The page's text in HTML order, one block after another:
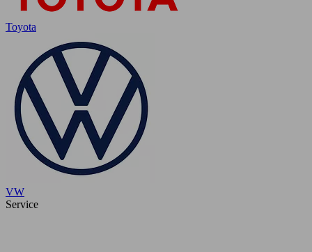
Toyota
VW
Service